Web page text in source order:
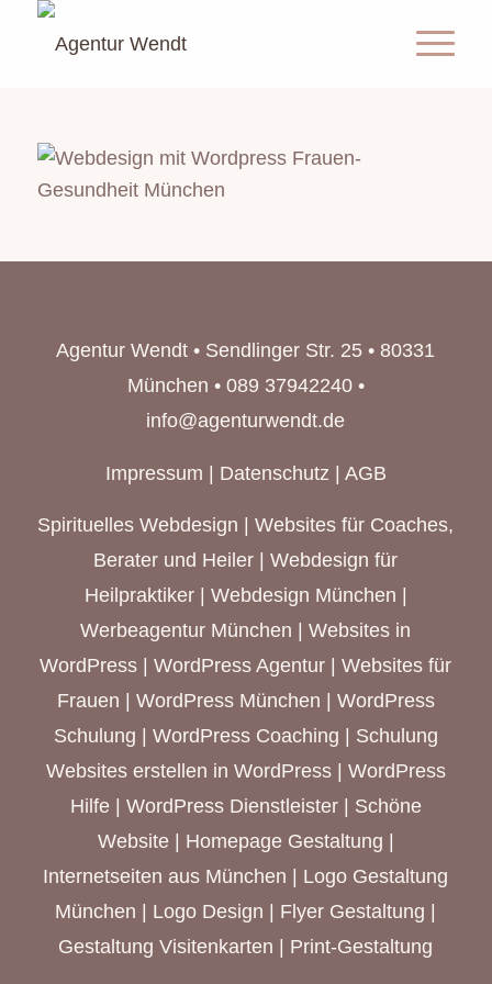
Agentur Wendt • Sendlinger Str. 25 • 80331
München • 089 37942240 •
info@agenturwendt.de
Impressum | Datenschutz | AGB
Spirituelles Webdesign |Websites für Coaches,
Berater und Heiler |Webdesign für
Heilpraktiker| Webdesign München |
Werbeagentur München | Websites in
WordPress | WordPress Agentur |Websites für
Frauen | WordPress München | WordPress
Schulung | WordPress Coaching | Schulung
Websites erstellen in WordPress | WordPress
Hilfe | WordPress Dienstleister | Schöne
Website | Homepage Gestaltung |
Internetseiten aus München | Logo Gestaltung
München | Logo Design | Flyer Gestaltung |
Gestaltung Visitenkarten | Print-Gestaltung